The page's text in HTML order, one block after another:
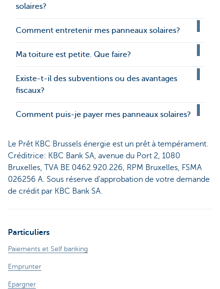
solaires?
Comment entretenir mes panneaux solaires?
Ma toiture est petite. Que faire?
Existe-t-il des subventions ou des avantages
fiscaux?
Comment puis-je payer mes panneaux solaires?
Le Prêt KBC Brussels énergie est un prêt à tempérament.
Créditrice: KBC Bank SA, avenue du Port 2, 1080
Bruxelles, TVA BE 0462.920.226, RPM Bruxelles, FSMA
026256 A. Sous réserve d’approbation de votre demande
de crédit par KBC Bank SA.
Particuliers
Paiements et Self banking
Emprunter
Epargner